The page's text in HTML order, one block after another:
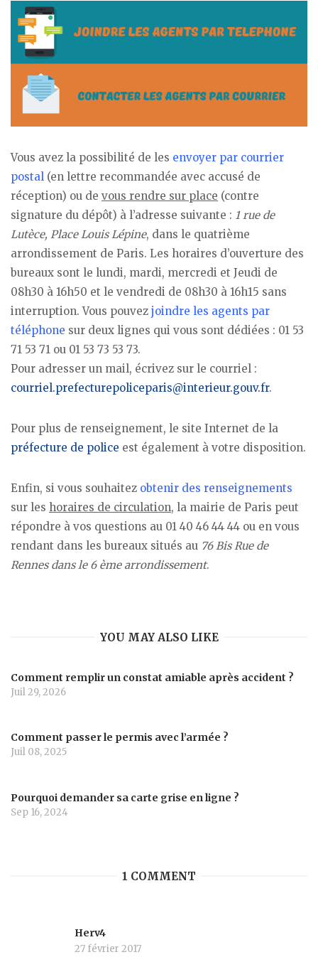
Vous avez la possibilité de les envoyer par courrier
postal (en lettre recommandée avec accusé de
réception) ou de vous rendre sur place (contre
signature du dépôt) à l’adresse suivante : 1 rue de
Lutèce, Place Louis Lépine, dans le quatrième
arrondissement de Paris. Les horaires d’ouverture des
bureaux sont le lundi, mardi, mercredi et Jeudi de
08h30 à 16h50 et le vendredi de 08h30 à 16h15 sans
interruption. Vous pouvez joindre les agents par
téléphone sur deux lignes qui vous sont dédiées : 01 53
71 53 71 ou 01 53 73 53 73.
Pour adresser un mail, écrivez sur le courriel :
courriel.prefecturepoliceparis@interieur.gouv.fr.
Pour plus de renseignement, le site Internet de la
préfecture de police est également à votre disposition.
Enfin, si vous souhaitez obtenir des renseignements
sur les horaires de circulation, la mairie de Paris peut
répondre à vos questions au 01 40 46 44 44 ou en vous
rendant dans les bureaux situés au 76 Bis Rue de
Rennes dans le 6 ème arrondissement.
YOU MAY ALSO LIKE
Comment remplir un constat amiable après accident ?
Juil 29, 2026
Comment passer le permis avec l’armée ?
Juil 08, 2025
Pourquoi demander sa carte grise en ligne ?
Sep 16, 2024
1 COMMENT
Herv4
27 février 2017